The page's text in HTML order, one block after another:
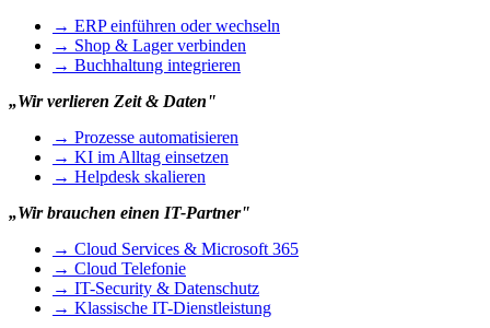
→ ERP einführen oder wechseln
→ Shop & Lager verbinden
→ Buchhaltung integrieren
„Wir verlieren Zeit & Daten"
→ Prozesse automatisieren
→ KI im Alltag einsetzen
→ Helpdesk skalieren
„Wir brauchen einen IT-Partner"
→ Cloud Services & Microsoft 365
→ Cloud Telefonie
→ IT-Security & Datenschutz
→ Klassische IT-Dienstleistung